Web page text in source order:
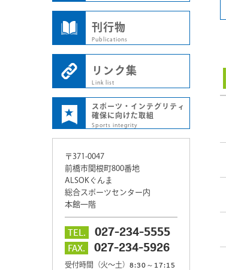
刊行物
Publications
リンク集
Link list
スポーツ・インテグリティ
確保に向けた取組
Sports integrity
〒371-0047
前橋市関根町800番地
ALSOKぐんま
総合スポーツセンター内
本館一階
TEL. 027-234-5555
FAX. 027-234-5926
受付時間（火～土） 8:30～17:15